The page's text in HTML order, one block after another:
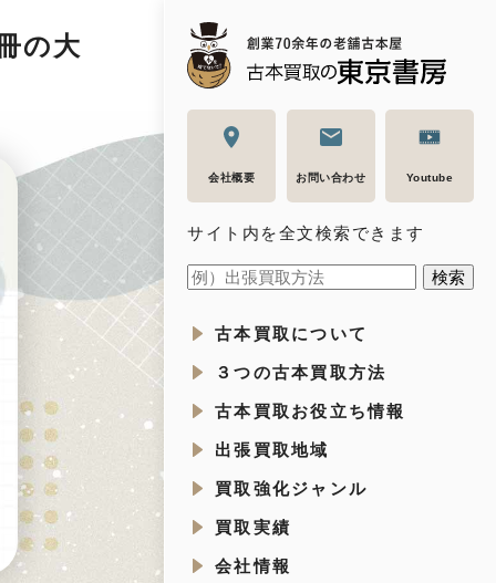
会社概要 お問い合わせ Youtube
サイト内を全文検索できます
古本買取について
３つの古本買取方法
古本買取お役立ち情報
出張買取地域
買取強化ジャンル
買取実績
会社情報
の大